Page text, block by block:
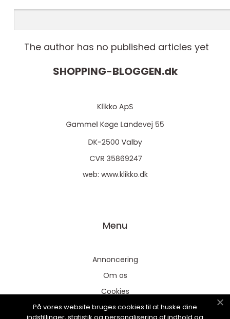
The author has no published articles yet
SHOPPING-BLOGGEN.dk
web: www.klikko.dk
Menu
Annoncering
Om os
Cookies
Kontakt os
På vores website bruges cookies til at huske dine